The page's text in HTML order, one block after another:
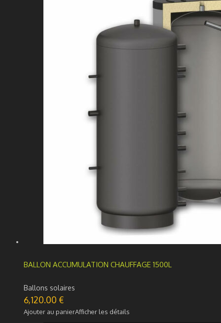
BALLON ACCUMULATION CHAUFFAGE 1500L
Ballons solaires
6,120.00 €
Ajouter au panierAfficher les détails